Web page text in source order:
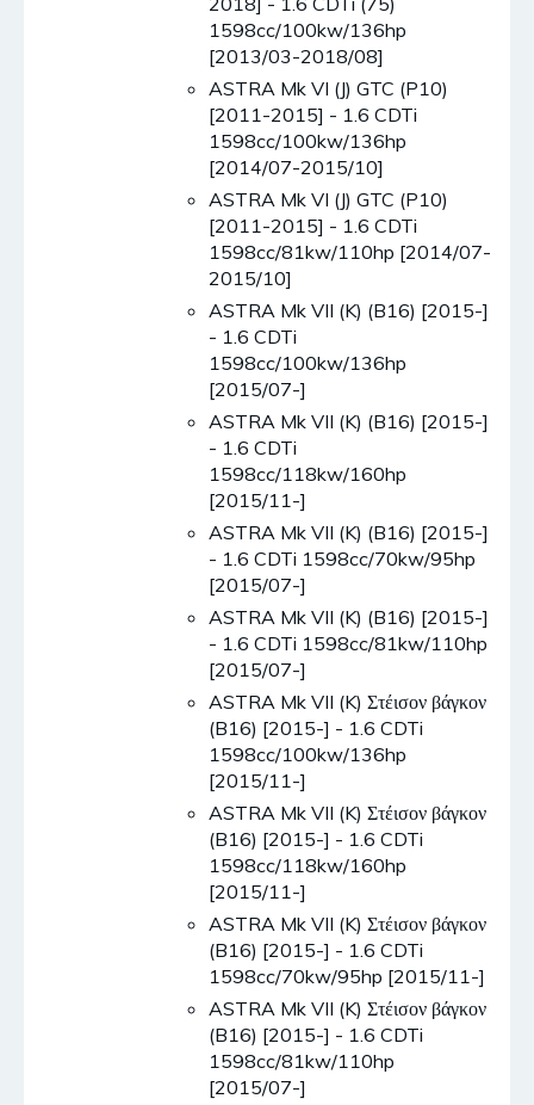
1598cc/100kw/136hp
[2013/03-2018/08]
ASTRA Mk VI (J) GTC (P10)
[2011-2015] - 1.6 CDTi
1598cc/100kw/136hp
[2014/07-2015/10]
ASTRA Mk VI (J) GTC (P10)
[2011-2015] - 1.6 CDTi
1598cc/81kw/110hp [2014/07-
2015/10]
ASTRA Mk VII (K) (B16) [2015-]
- 1.6 CDTi
1598cc/100kw/136hp
[2015/07-]
ASTRA Mk VII (K) (B16) [2015-]
- 1.6 CDTi
1598cc/118kw/160hp
[2015/11-]
ASTRA Mk VII (K) (B16) [2015-]
- 1.6 CDTi 1598cc/70kw/95hp
[2015/07-]
ASTRA Mk VII (K) (B16) [2015-]
- 1.6 CDTi 1598cc/81kw/110hp
[2015/07-]
ASTRA Mk VII (K) Στέισον βάγκον
(B16) [2015-] - 1.6 CDTi
1598cc/100kw/136hp
[2015/11-]
ASTRA Mk VII (K) Στέισον βάγκον
(B16) [2015-] - 1.6 CDTi
1598cc/118kw/160hp
[2015/11-]
ASTRA Mk VII (K) Στέισον βάγκον
(B16) [2015-] - 1.6 CDTi
1598cc/70kw/95hp [2015/11-]
ASTRA Mk VII (K) Στέισον βάγκον
(B16) [2015-] - 1.6 CDTi
1598cc/81kw/110hp
[2015/07-]